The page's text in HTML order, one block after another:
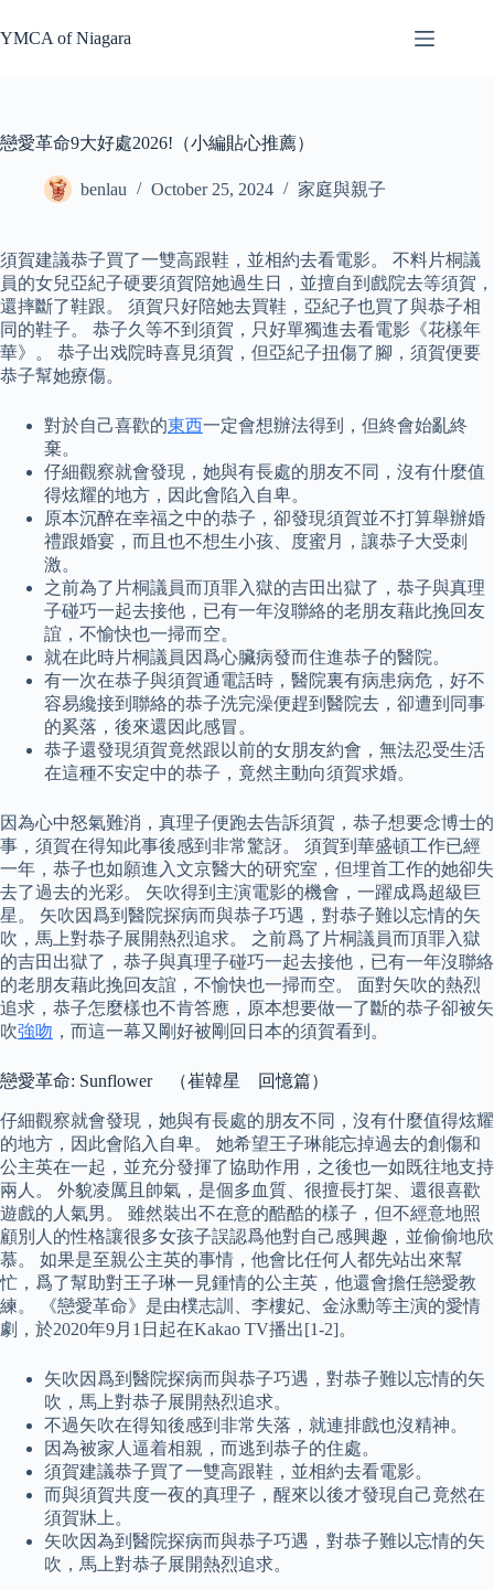
to
content
YMCA of Niagara
戀愛革命9大好處2026!（小編貼心推薦）
benlau October 25, 2024 家庭與親子
須賀建議恭子買了一雙高跟鞋，並相約去看電影。 不料片桐議
員的女兒亞紀子硬要須賀陪她過生日，並擅自到戲院去等須賀，
還摔斷了鞋跟。 須賀只好陪她去買鞋，亞紀子也買了與恭子相
同的鞋子。 恭子久等不到須賀，只好單獨進去看電影《花樣年
華》。 恭子出戏院時喜見須賀，但亞紀子扭傷了腳，須賀便要
恭子幫她療傷。
對於自己喜歡的東西一定會想辦法得到，但終會始亂終
棄。
仔細觀察就會發現，她與有長處的朋友不同，沒有什麼值
得炫耀的地方，因此會陷入自卑。
原本沉醉在幸福之中的恭子，卻發現須賀並不打算舉辦婚
禮跟婚宴，而且也不想生小孩、度蜜月，讓恭子大受刺
激。
之前為了片桐議員而頂罪入獄的吉田出獄了，恭子與真理
子碰巧一起去接他，已有一年沒聯絡的老朋友藉此挽回友
誼，不愉快也一掃而空。
就在此時片桐議員因爲心臟病發而住進恭子的醫院。
有一次在恭子與須賀通電話時，醫院裏有病患病危，好不
容易纔接到聯絡的恭子洗完澡便趕到醫院去，卻遭到同事
的奚落，後來還因此感冒。
恭子還發現須賀竟然跟以前的女朋友約會，無法忍受生活
在這種不安定中的恭子，竟然主動向須賀求婚。
因為心中怒氣難消，真理子便跑去告訴須賀，恭子想要念博士的
事，須賀在得知此事後感到非常驚訝。 須賀到華盛頓工作已經
一年，恭子也如願進入文京醫大的研究室，但埋首工作的她卻失
去了過去的光彩。 矢吹得到主演電影的機會，一躍成爲超級巨
星。 矢吹因爲到醫院探病而與恭子巧遇，對恭子難以忘情的矢
吹，馬上對恭子展開熱烈追求。 之前爲了片桐議員而頂罪入獄
的吉田出獄了，恭子與真理子碰巧一起去接他，已有一年沒聯絡
的老朋友藉此挽回友誼，不愉快也一掃而空。 面對矢吹的熱烈
追求，恭子怎麼樣也不肯答應，原本想要做一了斷的恭子卻被矢
吹強吻 ，而這一幕又剛好被剛回日本的須賀看到。
戀愛革命: Sunflower （崔韓星 回憶篇）
仔細觀察就會發現，她與有長處的朋友不同，沒有什麼值得炫耀
的地方，因此會陷入自卑。 她希望王子琳能忘掉過去的創傷和
公主英在一起，並充分發揮了協助作用，之後也一如既往地支持
兩人。 外貌凌厲且帥氣，是個多血質、很擅長打架、還很喜歡
遊戲的人氣男。 雖然裝出不在意的酷酷的樣子，但不經意地照
顧別人的性格讓很多女孩子誤認爲他對自己感興趣，並偷偷地欣
慕。 如果是至親公主英的事情，他會比任何人都先站出來幫
忙，爲了幫助對王子琳一見鍾情的公主英，他還會擔任戀愛教
練。 《戀愛革命》是由樸志訓、李樓妃、金泳勳等主演的愛情
劇，於2020年9月1日起在Kakao TV播出[1-2]。
矢吹因爲到醫院探病而與恭子巧遇，對恭子難以忘情的矢
吹，馬上對恭子展開熱烈追求。
不過矢吹在得知後感到非常失落，就連排戲也沒精神。
因為被家人逼着相親，而逃到恭子的住處。
須賀建議恭子買了一雙高跟鞋，並相約去看電影。
而與須賀共度一夜的真理子，醒來以後才發現自己竟然在
須賀牀上。
矢吹因為到醫院探病而與恭子巧遇，對恭子難以忘情的矢
吹，馬上對恭子展開熱烈追求。